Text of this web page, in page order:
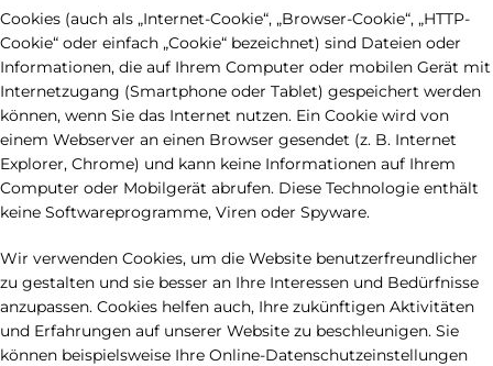
Cookies (auch als „Internet-Cookie“, „Browser-Cookie“, „HTTP-
Cookie“ oder einfach „Cookie“ bezeichnet) sind Dateien oder
Informationen, die auf Ihrem Computer oder mobilen Gerät mit
Internetzugang (Smartphone oder Tablet) gespeichert werden
können, wenn Sie das Internet nutzen. Ein Cookie wird von
einem Webserver an einen Browser gesendet (z. B. Internet
Explorer, Chrome) und kann keine Informationen auf Ihrem
Computer oder Mobilgerät abrufen. Diese Technologie enthält
keine Softwareprogramme, Viren oder Spyware.
Wir verwenden Cookies, um die Website benutzerfreundlicher
zu gestalten und sie besser an Ihre Interessen und Bedürfnisse
anzupassen. Cookies helfen auch, Ihre zukünftigen Aktivitäten
und Erfahrungen auf unserer Website zu beschleunigen. Sie
können beispielsweise Ihre Online-Datenschutzeinstellungen